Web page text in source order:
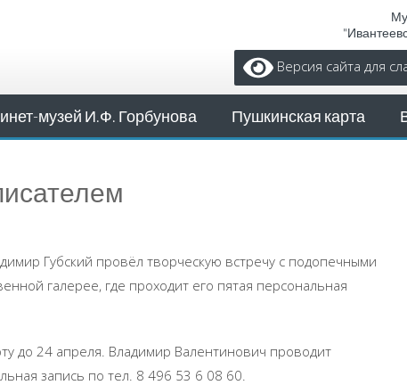
Версия сайта для
музей И.Ф. Горбунова Пушкинская карта
Губский провёл творческую встречу с подопечными
галерее, где проходит его пятая персональная
до 24 апреля. Владимир Валентинович проводит
запись по тел. 8 496 53 6 08 60.